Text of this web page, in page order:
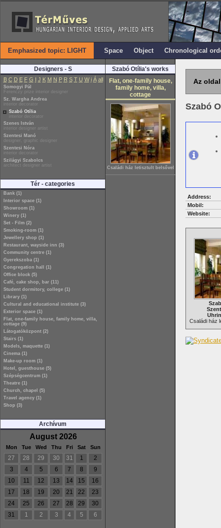
Emphasized topic: LIGHT Space Object Chronological
Designers - S
B C D E F G I J K M N P R S T U W i Á all
Somogyi Pál
Ferenczy prize interior designer
Sz. Wargha Andrea
interior decorator
Szabó Otília
interior decorator
Szenes István
interior designer artist
Szentesi Manó
designer, graphic designer
Szentesi Nóra
interior decorator
Szilágyi Szabolcs
architect designer artist
Tér - categories
Bank (1)
Interior space (1)
Showroom (1)
Winery (1)
Set - Film (2)
Smoking-room (1)
Jewellery shop (1)
Restaurant, wayside inn (3)
Community centre (1)
Gyerekszoba (1)
Congregation hall (1)
Office block (5)
Café, cake shop, bar (11)
Student dormitory, college (1)
Library (1)
Cultural and educational institute (3)
Exterior space (1)
Flat, one-family house, family home, villa,
cottage (9)
Látogatóközpont (2)
Stairs (1)
Models, maquette (1)
Cinema (1)
Make-up room (1)
Hotel, guesthouse (5)
Szépségcentrum (1)
Theatre (1)
Church, chapel (5)
Travel agency (1)
Shop (3)
Archívum
August 2026
Mon Tue Wed Thu Fri Sat Sun
27 28 29 30 31 1
2
3
4 5 6 7 8
9
10
11 12 13 14 15
16
17
18 19 20 21 22
23
24
25 26 27 28 29
30
31
1 2 3 4 5 6
Szabó Otília's works
Flat, one-family house,
family home, villa,
cottage
Családi ház letisztult belsővel
Az
Szabó
Address:
Mobil:
Website:
Családi ház